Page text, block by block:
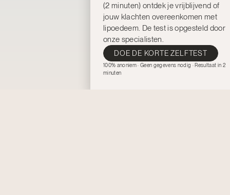
(2 minuten) ontdek je vrijblijvend of
jouw klachten overeenkomen met
lipoedeem. De test is opgesteld door
onze specialisten.
DOE DE KORTE ZELFTEST
100% anoniem · Geen gegevens nodig · Resultaat in 2
minuten